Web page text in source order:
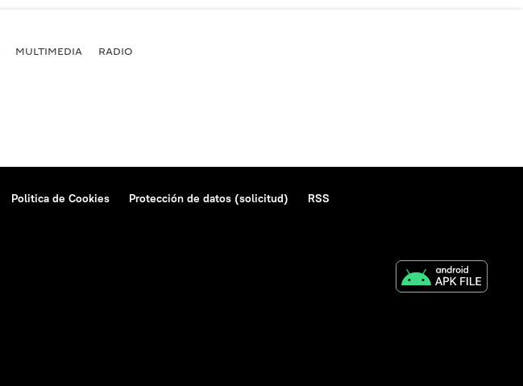
MULTIMEDIA RADIO
Politica de Cookies Protección de datos (solicitud)
RSS